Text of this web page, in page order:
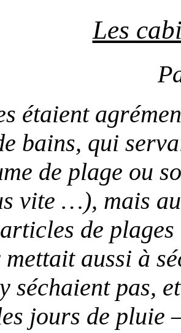
Les
étaient
bains, qui
de plage ou
vite …), mais
de
aussi à
séchaient pas,
jours de pluie